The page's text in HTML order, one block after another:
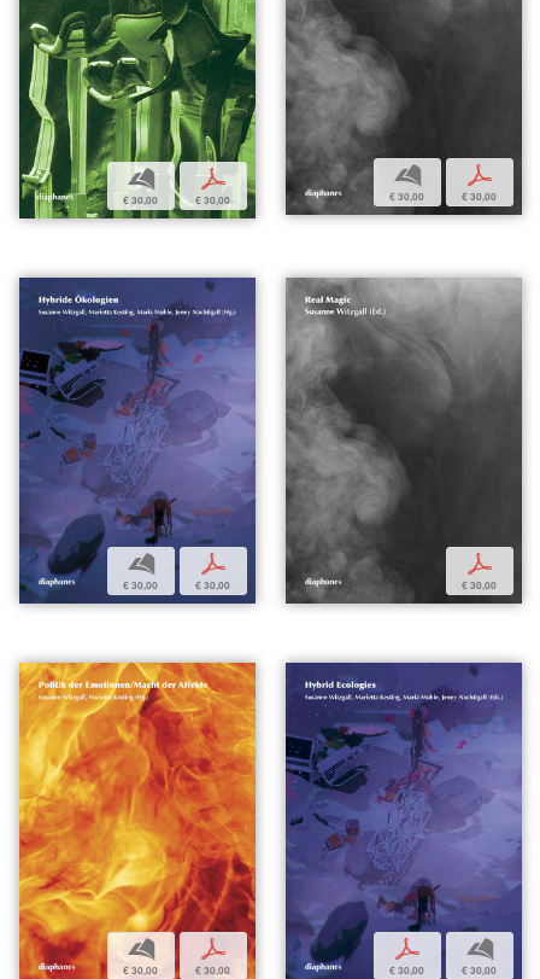
b
€ 30,00
p
€ 30,00
b
€ 30,00
p
€ 30,00
b
€ 30,00
p
€ 30,00
p
€ 30,00
b
€ 30,00
p
€ 30,00
p
€ 30,00
b
€ 30,00